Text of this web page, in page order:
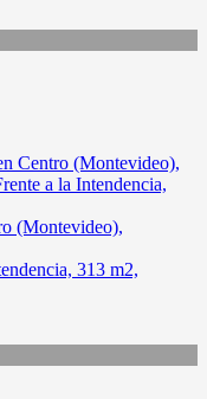
(Montevideo),
313 m2,